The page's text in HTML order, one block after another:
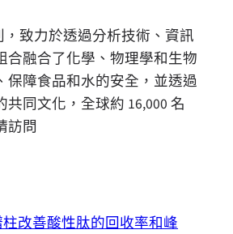
致力於透過分析技術、資訊
融合了化學、物理學和生物
障食品和水的安全，並透過
同文化，全球約 16,000 名
訪問
柱改善酸性肽的回收率和峰